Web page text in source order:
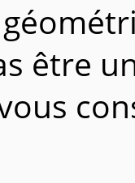
être